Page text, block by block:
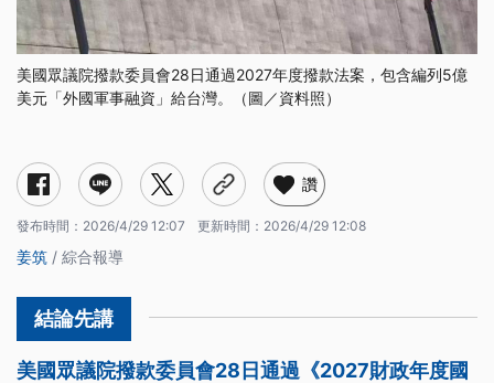
美國眾議院撥款委員會28日通過2027年度撥款法案，包含編列5億
美元「外國軍事融資」給台灣。（圖／資料照）
讚
發布時間： 2026/4/29 12:07 更新時間： 2026/4/29 12:08
姜筑 / 綜合報導
美國眾議院撥款委員會28日通過《2027財政年度國